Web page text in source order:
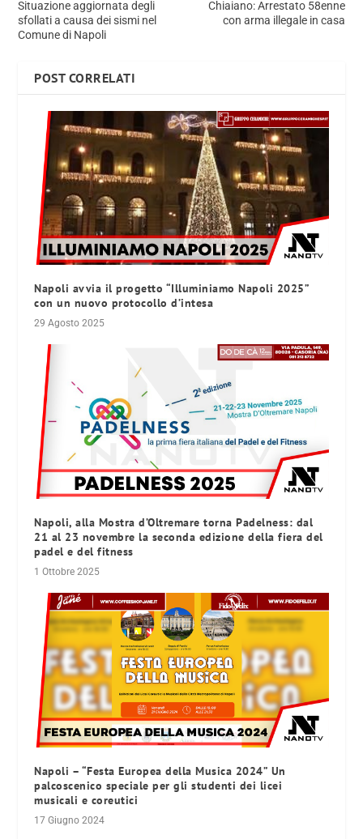
Situazione aggiornata degli
sfollati a causa dei sismi nel
Comune di Napoli
Chiaiano: Arrestato 58enne
con arma illegale in casa
POST CORRELATI
Napoli avvia il progetto “Illuminiamo Napoli 2025”
con un nuovo protocollo d’intesa
29 Agosto 2025
Napoli, alla Mostra d’Oltremare torna Padelness: dal
21 al 23 novembre la seconda edizione della fiera del
padel e del fitness
1 Ottobre 2025
Napoli – “Festa Europea della Musica 2024” Un
palcoscenico speciale per gli studenti dei licei
musicali e coreutici
17 Giugno 2024